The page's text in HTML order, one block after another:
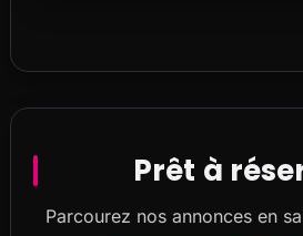
Prêt à
Parcourez nos annonces en